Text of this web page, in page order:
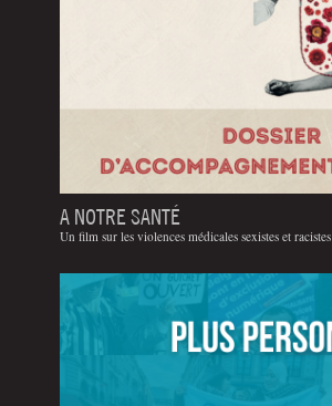
A NOTRE SANTÉ
Un film sur les violences médicales sexistes et racistes